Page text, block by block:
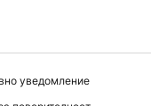
уведомление